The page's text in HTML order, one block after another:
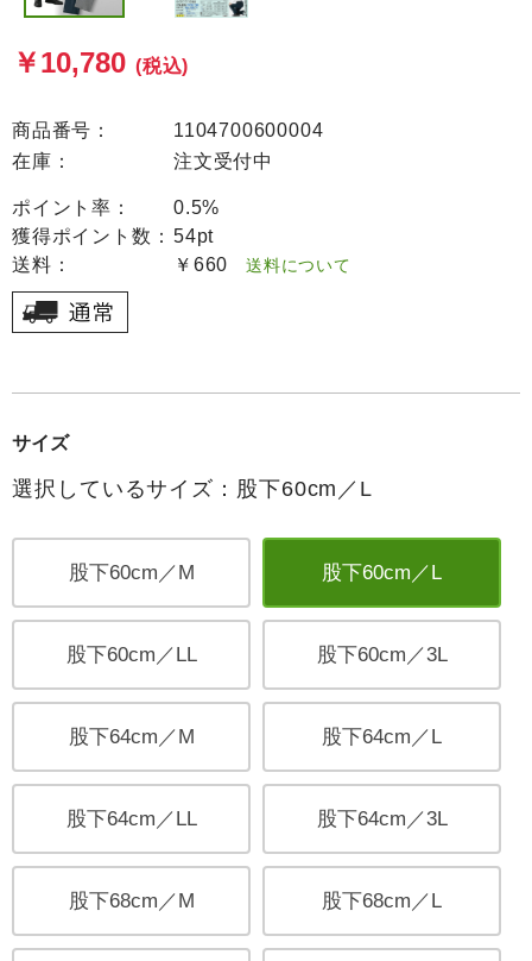
￥10,780 (税込)
商品番号：
1104700600004
在庫：
注文受付中
ポイント率：
0.5%
獲得ポイント数： 54pt
送料：
￥660 送料について
サイズ
選択しているサイズ：股下60cm／L
股下60cm／M 股下60cm／L
股下60cm／LL 股下60cm／3L
股下64cm／M 股下64cm／L
股下64cm／LL 股下64cm／3L
股下68cm／M 股下68cm／L